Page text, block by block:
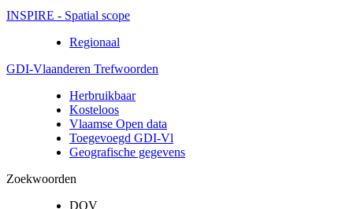
INSPIRE - Spatial scope
Regionaal
GDI-Vlaanderen Trefwoorden
Herbruikbaar
Kosteloos
Vlaamse Open data
Toegevoegd GDI-Vl
Geografische gegevens
Zoekwoorden
DOV